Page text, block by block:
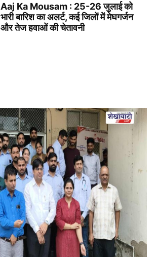
Aaj Ka Mousam : 25-26 जुलाई को
भारी बारिश का अलर्ट, कई जिलों में मेघगर्जन
और तेज हवाओं की चेतावनी